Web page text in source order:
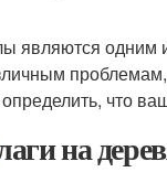
являются одним
проблемам,
что
на